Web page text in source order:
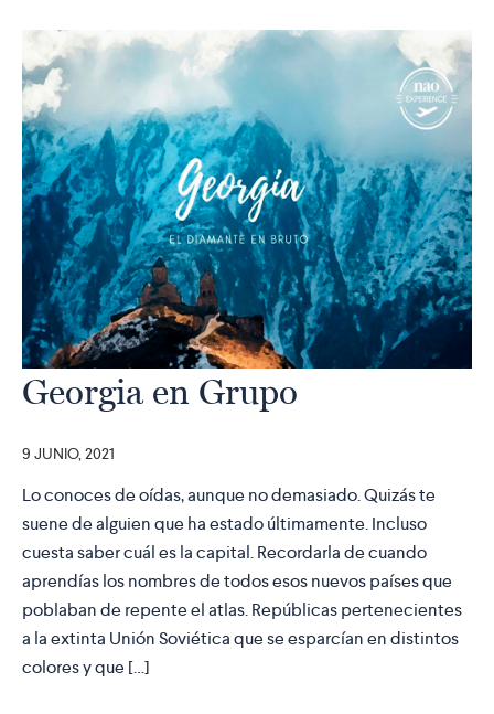
Georgia en Grupo
9 JUNIO, 2021
Lo conoces de oídas, aunque no demasiado. Quizás te
suene de alguien que ha estado últimamente. Incluso
cuesta saber cuál es la capital. Recordarla de cuando
aprendías los nombres de todos esos nuevos países que
poblaban de repente el atlas. Repúblicas pertenecientes
a la extinta Unión Soviética que se esparcían en distintos
colores y que […]